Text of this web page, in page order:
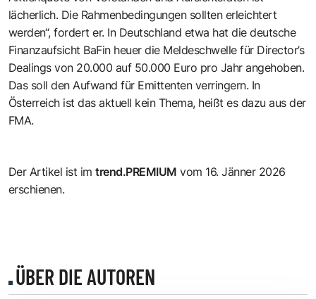
lächerlich. Die Rahmenbedingungen sollten erleichtert
werden“, fordert er. In Deutschland etwa hat die deutsche
Finanzaufsicht BaFin heuer die Meldeschwelle für Director’s
Dealings von 20.000 auf 50.000 Euro pro Jahr angehoben.
Das soll den Aufwand für Emittenten verringern. In
Österreich ist das aktuell kein Thema, heißt es dazu aus der
FMA.
Der Artikel ist imtrend.PREMIUM vom 16. Jänner 2026
erschienen.
ÜBER DIE AUTOREN